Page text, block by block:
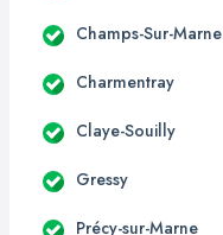
Champs-Sur-Marne
Charmentray
Claye-Souilly
Gressy
Précy-sur-Marne